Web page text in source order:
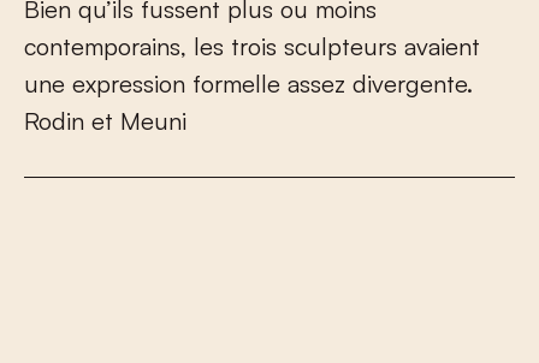
Bien qu’i s fussent p us ou moins
contemporains, les trois sculpteurs avaient
une expression formelle assez divergente.
Rodin et Meuni